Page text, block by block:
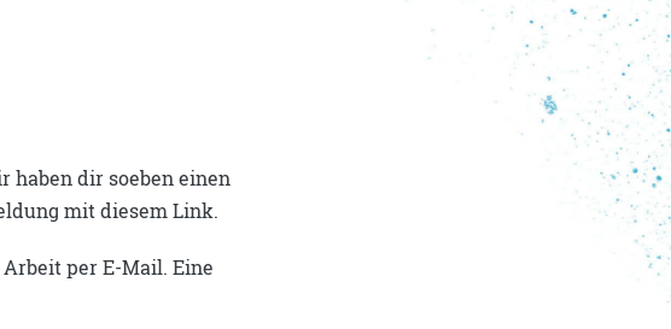
haben dir soeben einen
mit diesem Link.
per E-Mail. Eine